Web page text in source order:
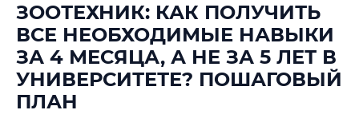
Стоимость по программам обучения "Лесная
промышленность"
📜 Документы и аккредитация
ЗООТЕХНИК: КАК ПОЛУЧИТЬ
ВСЕ НЕОБХОДИМЫЕ НАВЫКИ
ЗА 4 МЕСЯЦА, А НЕ ЗА 5 ЛЕТ В
УНИВЕРСИТЕТЕ? ПОШАГОВЫЙ
ПЛАН